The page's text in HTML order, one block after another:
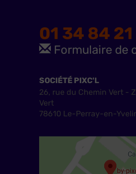
01 34 84
Formulaire de
SOCIÉTÉ PIXC'L
26, rue du Chemin Vert -
Vert
78610 Le-Perray-en-